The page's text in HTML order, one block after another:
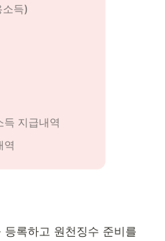
득)
지급내역
역
록하고 원천징수 준비를